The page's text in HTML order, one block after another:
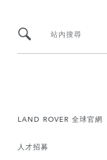
站內搜尋
LAND ROVER 全球官網
人才招募